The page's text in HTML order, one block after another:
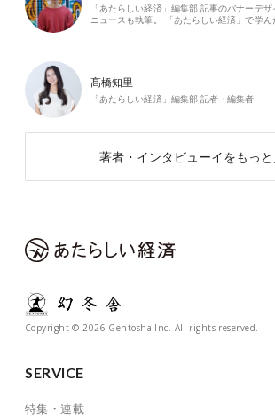
「あたらしい経済」編集部 記事のバナーデザ
ニュースも執筆。 「あたらしい経済」で学ん
髙橋知里
「あたらしい経済」編集部 記者・編集者
著者・インタビューイをもっと
Copyright © 2026 Gentosha Inc. All rights reserved.
SERVICE
特集・連載